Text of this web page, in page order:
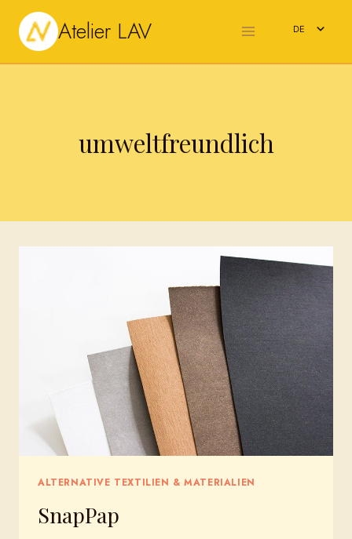
Inhalt
springen
Atelier LAV
DE
umweltfreundlich
ALTERNATIVE TEXTILIEN & MATERIALIEN
SnapPap